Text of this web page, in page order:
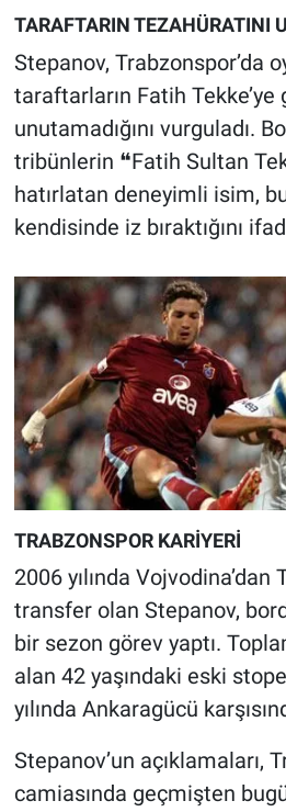
TARAFTARIN TEZAHÜRATINI
Stepanov, Trabzonspor’da
taraftarların Fatih
unutamadığını vurguladı.
tribünlerin ❝Fatih Sultan
hatırlatan deneyimli isim,
kendisinde iz bıraktığını
TRABZONSPOR KARİYERİ
2006 yılında Vojvodina’dan
transfer olan Stepanov,
bir sezon görev yaptı.
alan 42 yaşındaki eski
yılında Ankaragücü
Stepanov’un açıklamaları,
camiasında geçmişten